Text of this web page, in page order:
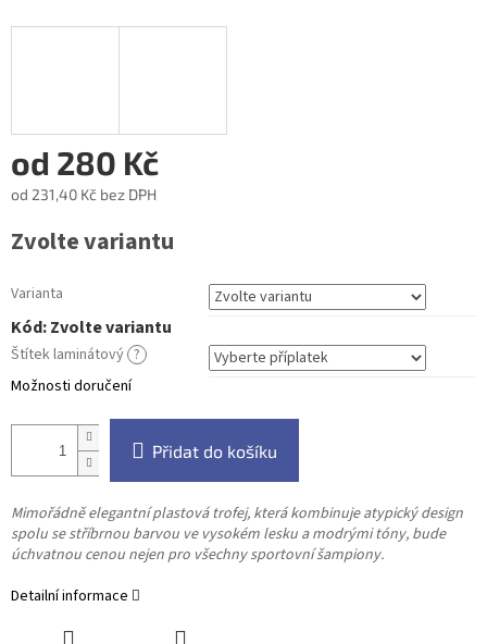
od 280 Kč
od 231,40 Kč bez DPH
cena:
Zvolte variantu
Varianta
Kód:Zvolte variantu
Štítek laminátový ?
Možnosti doručení
Přidat do košíku
Mimořádně elegantní plastová trofej, která kombinuje atypický design
spolu se stříbrnou barvou ve vysokém lesku a modrými tóny, bude
úchvatnou cenou nejen pro všechny sportovní šampiony.
Detailní informace